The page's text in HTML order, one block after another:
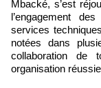
Mbacké, s’est
l’engagement
services
notées dans
collaboration de
organisation